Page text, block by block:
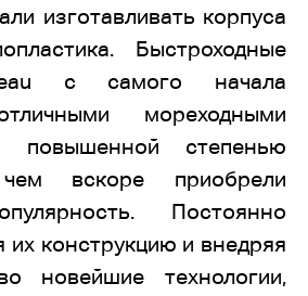
изготавливать корпуса
Быстроходные
с самого начала
мореходными
повышенной степенью
вскоре приобрели
Постоянно
их конструкцию и внедряя
новейшие технологии,